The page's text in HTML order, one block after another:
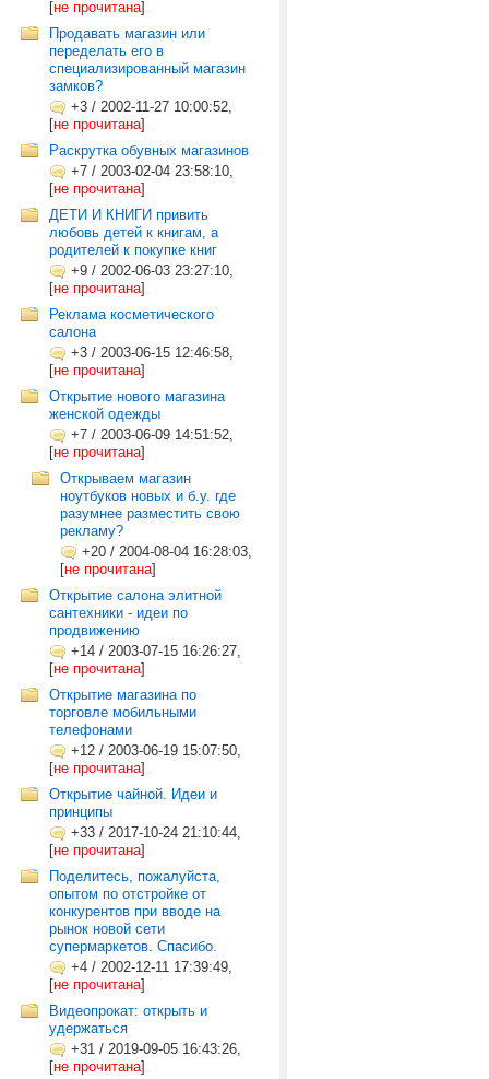
[не прочитана]
Продавать магазин или
переделать его в
специализированный магазин
замков?
+3 / 2002-11-27 10:00:52,
[не прочитана]
Раскрутка обувных магазинов
+7 / 2003-02-04 23:58:10,
[не прочитана]
ДЕТИ И КНИГИ привить
любовь детей к книгам, а
родителей к покупке книг
+9 / 2002-06-03 23:27:10,
[не прочитана]
Реклама косметического
салона
+3 / 2003-06-15 12:46:58,
[не прочитана]
Открытие нового магазина
женской одежды
+7 / 2003-06-09 14:51:52,
[не прочитана]
Открываем магазин
ноутбуков новых и б.у. где
разумнее разместить свою
рекламу?
+20 / 2004-08-04 16:28:03,
[не прочитана]
Открытие салона элитной
сантехники - идеи по
продвижению
+14 / 2003-07-15 16:26:27,
[не прочитана]
Открытие магазина по
торговле мобильными
телефонами
+12 / 2003-06-19 15:07:50,
[не прочитана]
Открытие чайной. Идеи и
принципы
+33 / 2017-10-24 21:10:44,
[не прочитана]
Поделитесь, пожалуйста,
опытом по отстройке от
конкурентов при вводе на
рынок новой сети
супермаркетов. Спасибо.
+4 / 2002-12-11 17:39:49,
[не прочитана]
Видеопрокат: открыть и
удержаться
+31 / 2019-09-05 16:43:26,
[не прочитана]